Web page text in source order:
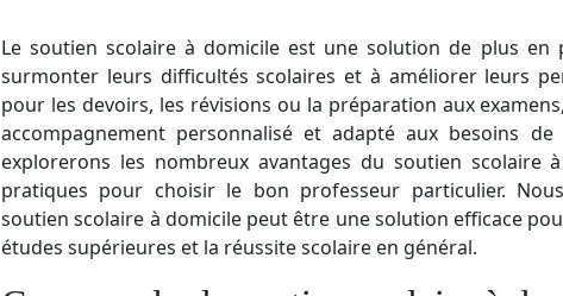
Le soutien scolaire à domicile est une solution de plus en
surmonter leurs difficultés scolaires et à améliorer leurs
pour les devoirs, les révisions ou la préparation aux
accompagnement personnalisé et adapté aux besoins
explorerons les nombreux avantages du soutien scolaire
pratiques pour choisir le bon professeur particulier.
soutien scolaire à domicile peut être une solution efficace
études supérieures et la réussite scolaire en général.